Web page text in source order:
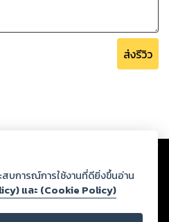
ส่งรีวิว
บไซต์และปรากฏว่าละเมิดสิทธิใน
ดต่อกฎหมายและศีลธรรม ดังนั้น ผู้อ่าน
กรองด้วยตนเอง และหากท่านพบว่าส่วน
กรุณาแจ้งมายังบริษัท เพื่อทีมงานจะได้
กขอสงวนลิขสิทธิ์ตามพระราชบัญญัติ
สบการณ์การใช้งานที่ดียิ่งขึ้นอ่าน
และ (Cookie Policy)